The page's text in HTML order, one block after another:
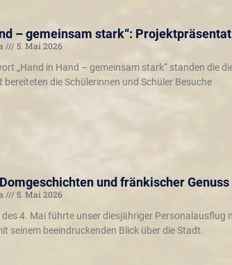
– gemeinsam stark“:
5. Mai 2026
„Hand in Hand – gemeinsam stark“ standen die
bereiteten die Schülerinnen und Schüler Besuche
und fränkischer
5. Mai 2026
4. Mai führte unser diesjähriger Personalausflug
seinem beeindruckenden Blick über die Stadt.